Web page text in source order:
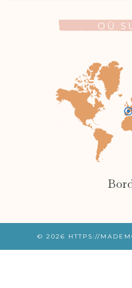
OÙ
© 2026 HTTPS://